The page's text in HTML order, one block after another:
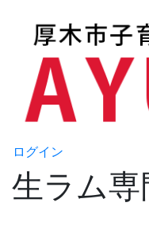
ログイン
生ラム